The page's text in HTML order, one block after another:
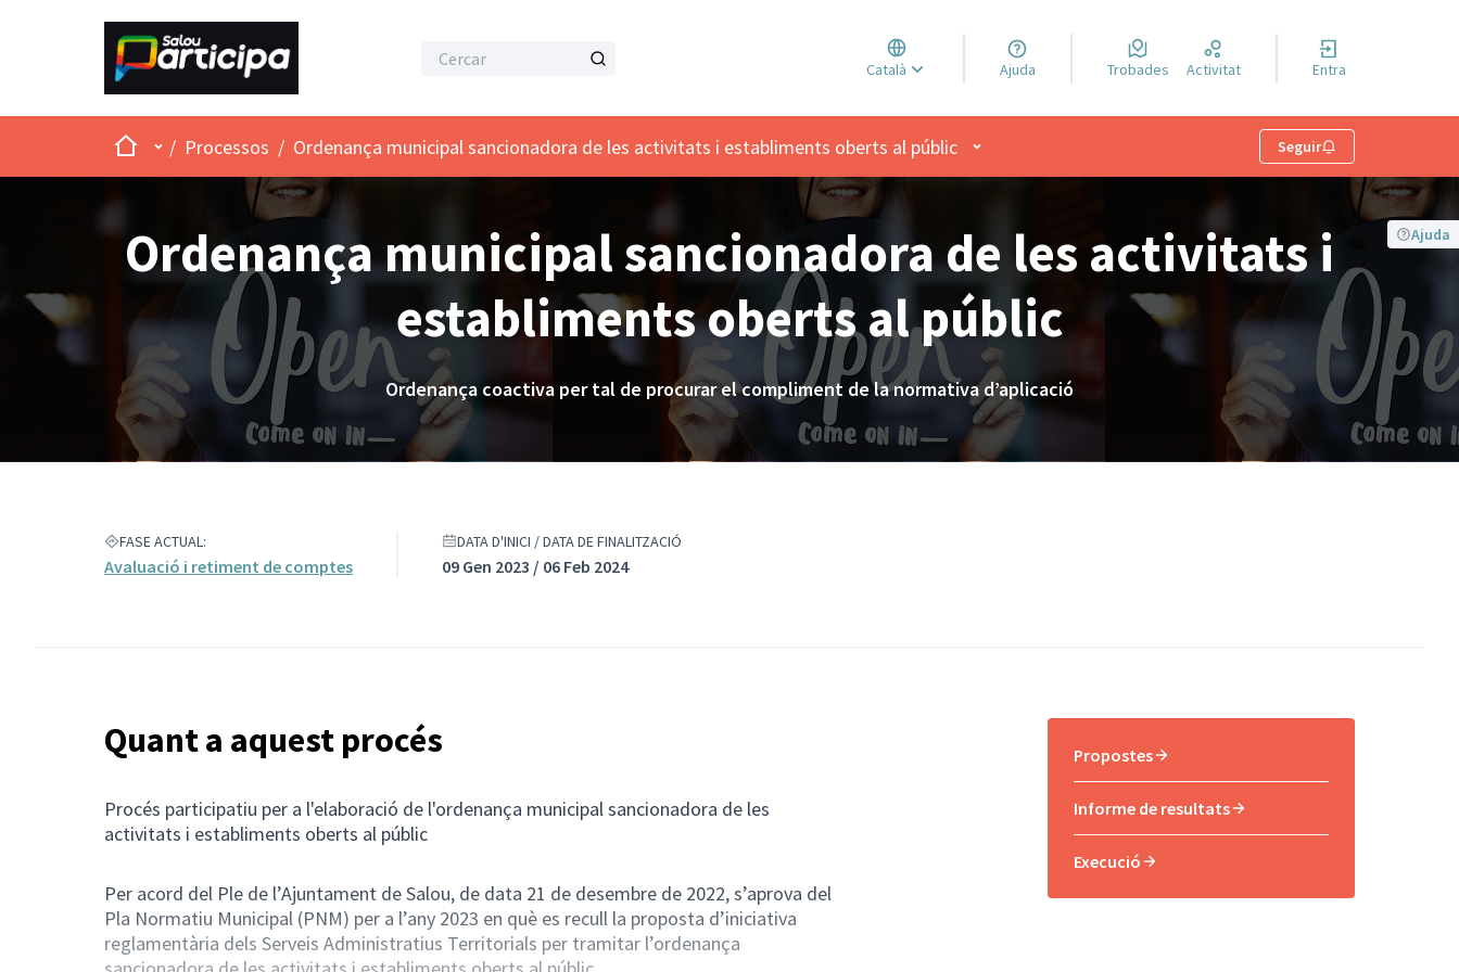
Català
Triar la llengua
Elegir el idioma
Ajuda Trobades Activitat Entra
Inici Menú principal
/ Processos / Ordenança municipal sancionadora de les activitats i establiments oberts al públic Menú d'usuari Seguir
Ajuda
Ordenança municipal sancionadora de les activitats i
establiments oberts al públic
Ordenança coactiva per tal de procurar el compliment de la normativa d’aplicació
FASE ACTUAL:
Avaluació i retiment de comptes
DATA D'INICI / DATA DE FINALITZACIÓ
09 Gen 2023 / 06 Feb 2024
Quant a aquest procés
Procés participatiu per a l'elaboració de l'ordenança municipal sancionadora de les
activitats i establiments oberts al públic
Per acord del Ple de l’Ajuntament de Salou, de data 21 de desembre de 2022, s’aprova del
Pla Normatiu Municipal (PNM) per a l’any 2023 en què es recull la proposta d’iniciativa
reglamentària dels Serveis Administratius Territorials per tramitar l’ordenança
Propostes
Informe de resultats
Execució